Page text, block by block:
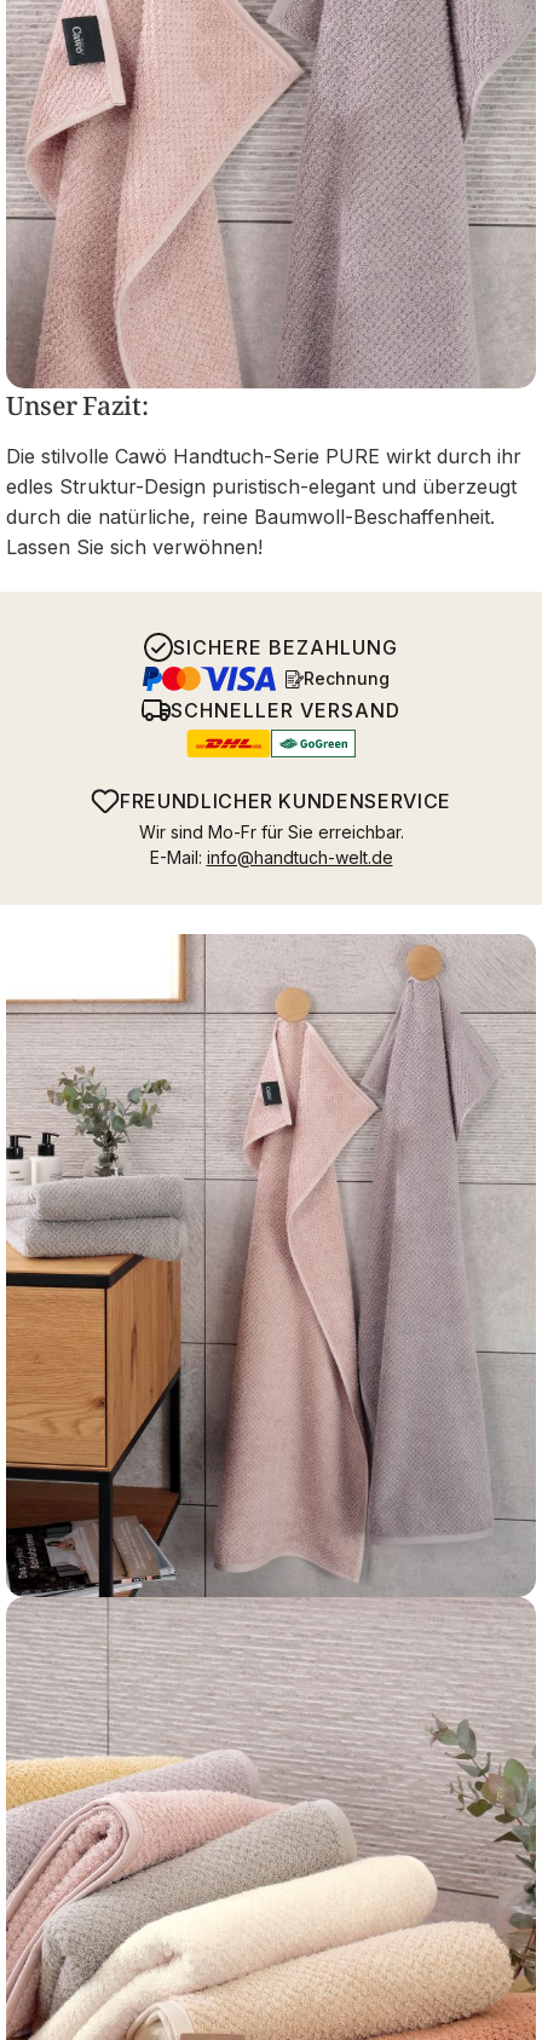
Unser Fazit:
Die stilvolle Cawö Handtuch-Serie PURE wirkt durch ihr
edles Struktur-Design puristisch-elegant und überzeugt
durch die natürliche, reine Baumwoll-Beschaffenheit.
Lassen Sie sich verwöhnen!
SICHERE BEZAHLUNG
Rechnung
SCHNELLER VERSAND
FREUNDLICHER KUNDENSERVICE
Wir sind Mo-Fr für Sie erreichbar.
E-Mail: info@handtuch-welt.de